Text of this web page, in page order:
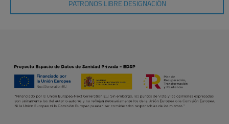
PATRONOS LIBRE DESIGNACIÓN